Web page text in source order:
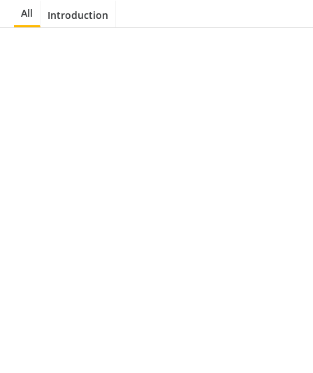
All Introduction